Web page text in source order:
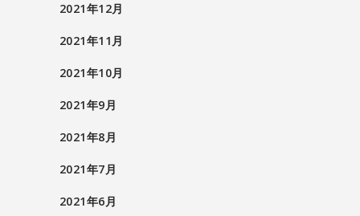
2021年12月
2021年11月
2021年10月
2021年9月
2021年8月
2021年7月
2021年6月